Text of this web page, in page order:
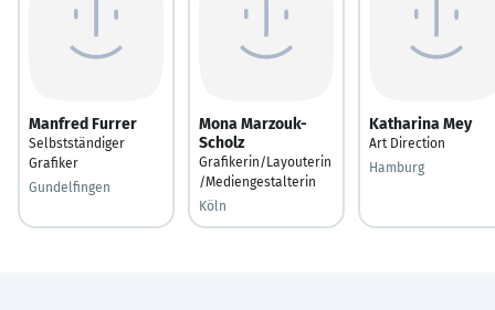
Manfred Furrer
Selbstständiger
Grafiker
Gundelfingen
Mona Marzouk-
Scholz
Grafikerin/Layouterin
/Mediengestalterin
Köln
Katharina Mey
Art Direction
Hamburg